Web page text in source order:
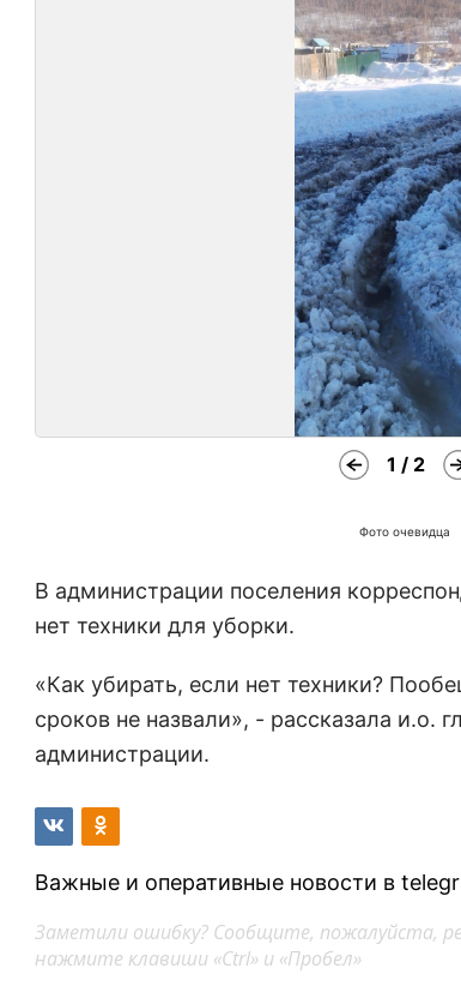
1 / 2
Фото очевидца
В администрации поселения
нет техники для уборки.
«Как убирать, если нет техники?
сроков не назвали», - рассказала и.о.
администрации.
Важные и оперативные новости в
Заметили ошибку? Сообщите, пожалуйста,
нажмите клавиши «Ctrl» и «Пробел»